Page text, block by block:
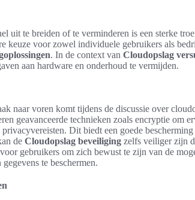
uit te breiden of te verminderen is een sterke
keuze voor zowel individuele gebruikers als
. In de context van Cloudopslag
aan hardware en onderhoud te vermijden.
naar voren komt tijdens de discussie over
geavanceerde technieken zoals encryptie om
Dit biedt een goede bescherming
de Cloudopslag beveiliging zelfs veiliger zijn
gebruikers om zich bewust te zijn van de
te beschermen.